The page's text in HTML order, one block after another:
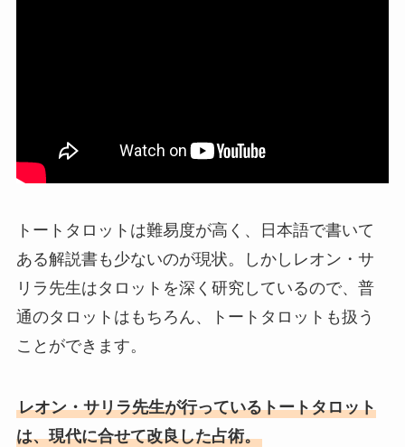
トートタロットは難易度が高く、日本語で書いて
ある解説書も少ないのが現状。しかしレオン・サ
リラ先生はタロットを深く研究しているので、普
通のタロットはもちろん、トートタロットも扱う
ことができます。
レオン・サリラ先生が行っているトートタロット
は、現代に合せて改良した占術。